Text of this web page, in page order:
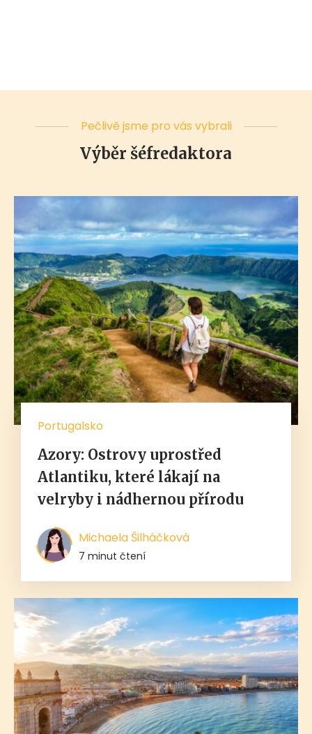
Pečlivě jsme pro vás vybrali
Výběr šéfredaktora
Portugalsko
Azory: Ostrovy uprostřed
Atlantiku, které lákají na
velryby i nádhernou přírodu
Michaela Šilháčková
7 minut čtení